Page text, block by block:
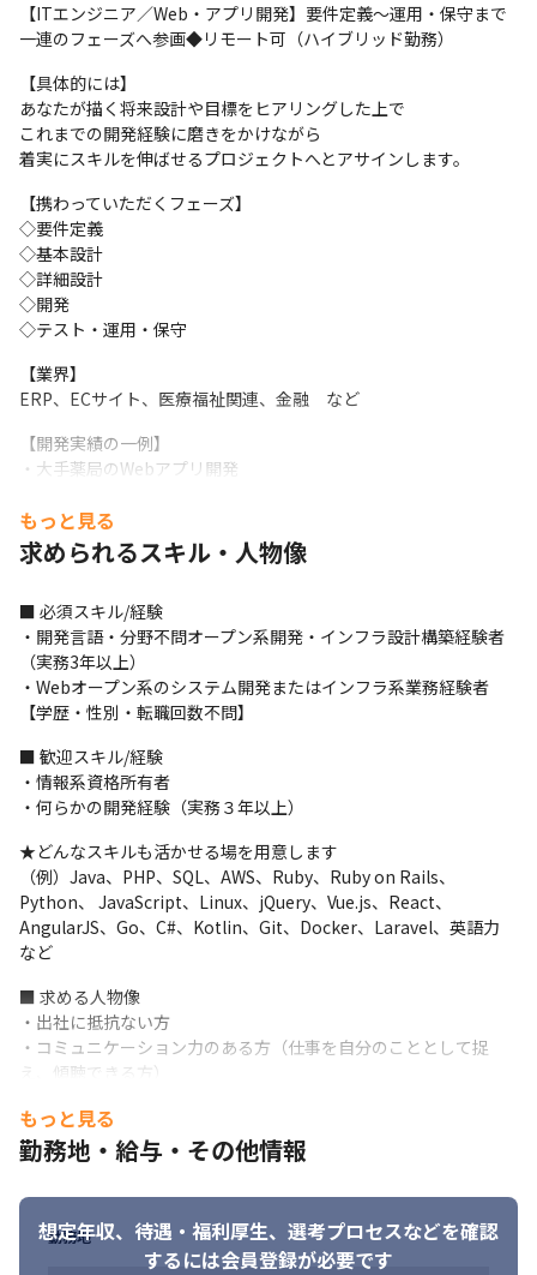
【ITエンジニア／Web・アプリ開発】要件定義～運用・保守まで
一連のフェーズへ参画◆リモート可（ハイブリッド勤務）
【具体的には】
あなたが描く将来設計や目標をヒアリングした上で
これまでの開発経験に磨きをかけながら
着実にスキルを伸ばせるプロジェクトへとアサインします。
【携わっていただくフェーズ】
◇要件定義
◇基本設計
◇詳細設計
◇開発
◇テスト・運用・保守
【業界】
ERP、ECサイト、医療福祉関連、金融　など
【開発実績の一例】
・大手薬局のWebアプリ開発
・最新技術（gRPC疎通など）を使ったAndroidアプリ開発
・大手自動車メーカーの社内DX開発
・大手航空SPAでのWeb開発
■ この仕事の面白み、魅力
ゆくゆくは、自社開発・受託開発のリーダーを目指したい方大歓
迎！
当社は、現役エンジニアが代表を務め、開発主義を貫くエンジニ
あなたの「やりたいこと」をぜひお聞かせください。
一緒にスキルを伸ばし、仕事を楽しみながらエキスパート集団を
作りましょう。
【自社開発案件】
・タスク管理システム「Checkeys」
開発環境：Java/JavaScript/Spring Boot/Angular/AWS/Redis
・ペア分け、発表順、座席順などの選出アプリ「Panko」
【開発環境】
■オープン系・Web系
・金融系各種システム（Linux/Java/Eclipse/Oracle）
・通信キャリアシステム（Windows/C#/VB.NET/SQL Server）
・医療系システム（Windows/Python/C++/Java/PostgreSQL）
■クラウド系
AWS/Salesforce/Azure/GCP
もっと見る
求められるスキル・人物像
■ 必須スキル/経験
・開発言語・分野不問オープン系開発・インフラ設計構築経験者
（実務3年以上）
・Webオープン系のシステム開発またはインフラ系業務経験者
【学歴・性別・転職回数不問】
■ 歓迎スキル/経験
・情報系資格所有者
・何らかの開発経験（実務３年以上）
★どんなスキルも活かせる場を用意します
（例）Java、PHP、SQL、AWS、Ruby、Ruby on Rails、
Python、 JavaScript、Linux、jQuery、Vue.js、React、
AngularJS、Go、C#、Kotlin、Git、Docker、Laravel、英語力
など
■ 求める人物像
・出社に抵抗ない方
・コミュニケーション力のある方（仕事を自分のこととして捉
え、傾聴できる方）
・新しい環境で働きたい方
・仕事もプライベートも大切にしたい方
もっと見る
勤務地・給与・その他情報
想定年収、待遇・福利厚生、 選考プロセスなどを確認
するには会員登録が必要です
勤務地